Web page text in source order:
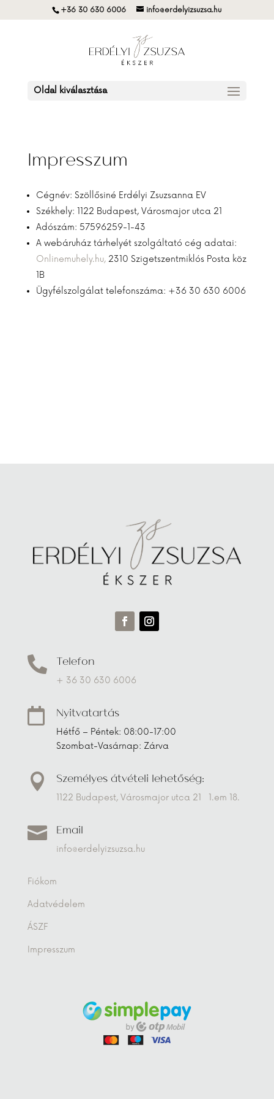
+36 30 630 6006 info@erdelyizsuzsa.hu
Oldal kiválasztása
Impresszum
Cégnév: Szöllősiné Erdélyi Zsuzsanna EV
Székhely: 1122 Budapest, Városmajor utca 21
Adószám: 57596259-1-43
A webáruház tárhelyét szolgáltató cég adatai:
Onlinemuhely.hu, 2310 Szigetszentmiklós Posta köz
1B
Ügyfélszolgálat telefonszáma: +36 30 630 6006
 Telefon
+ 36 30 630 6006
 Nyitvatartás
Hétfő – Péntek: 08:00-17:00
Szombat-Vasárnap: Zárva
 Személyes átvételi lehetőség:
1122 Budapest, Városmajor utca 21 1.em 18.
 Email
info@erdelyizsuzsa.hu
Fiókom
Adatvédelem
ÁSZF
Impresszum